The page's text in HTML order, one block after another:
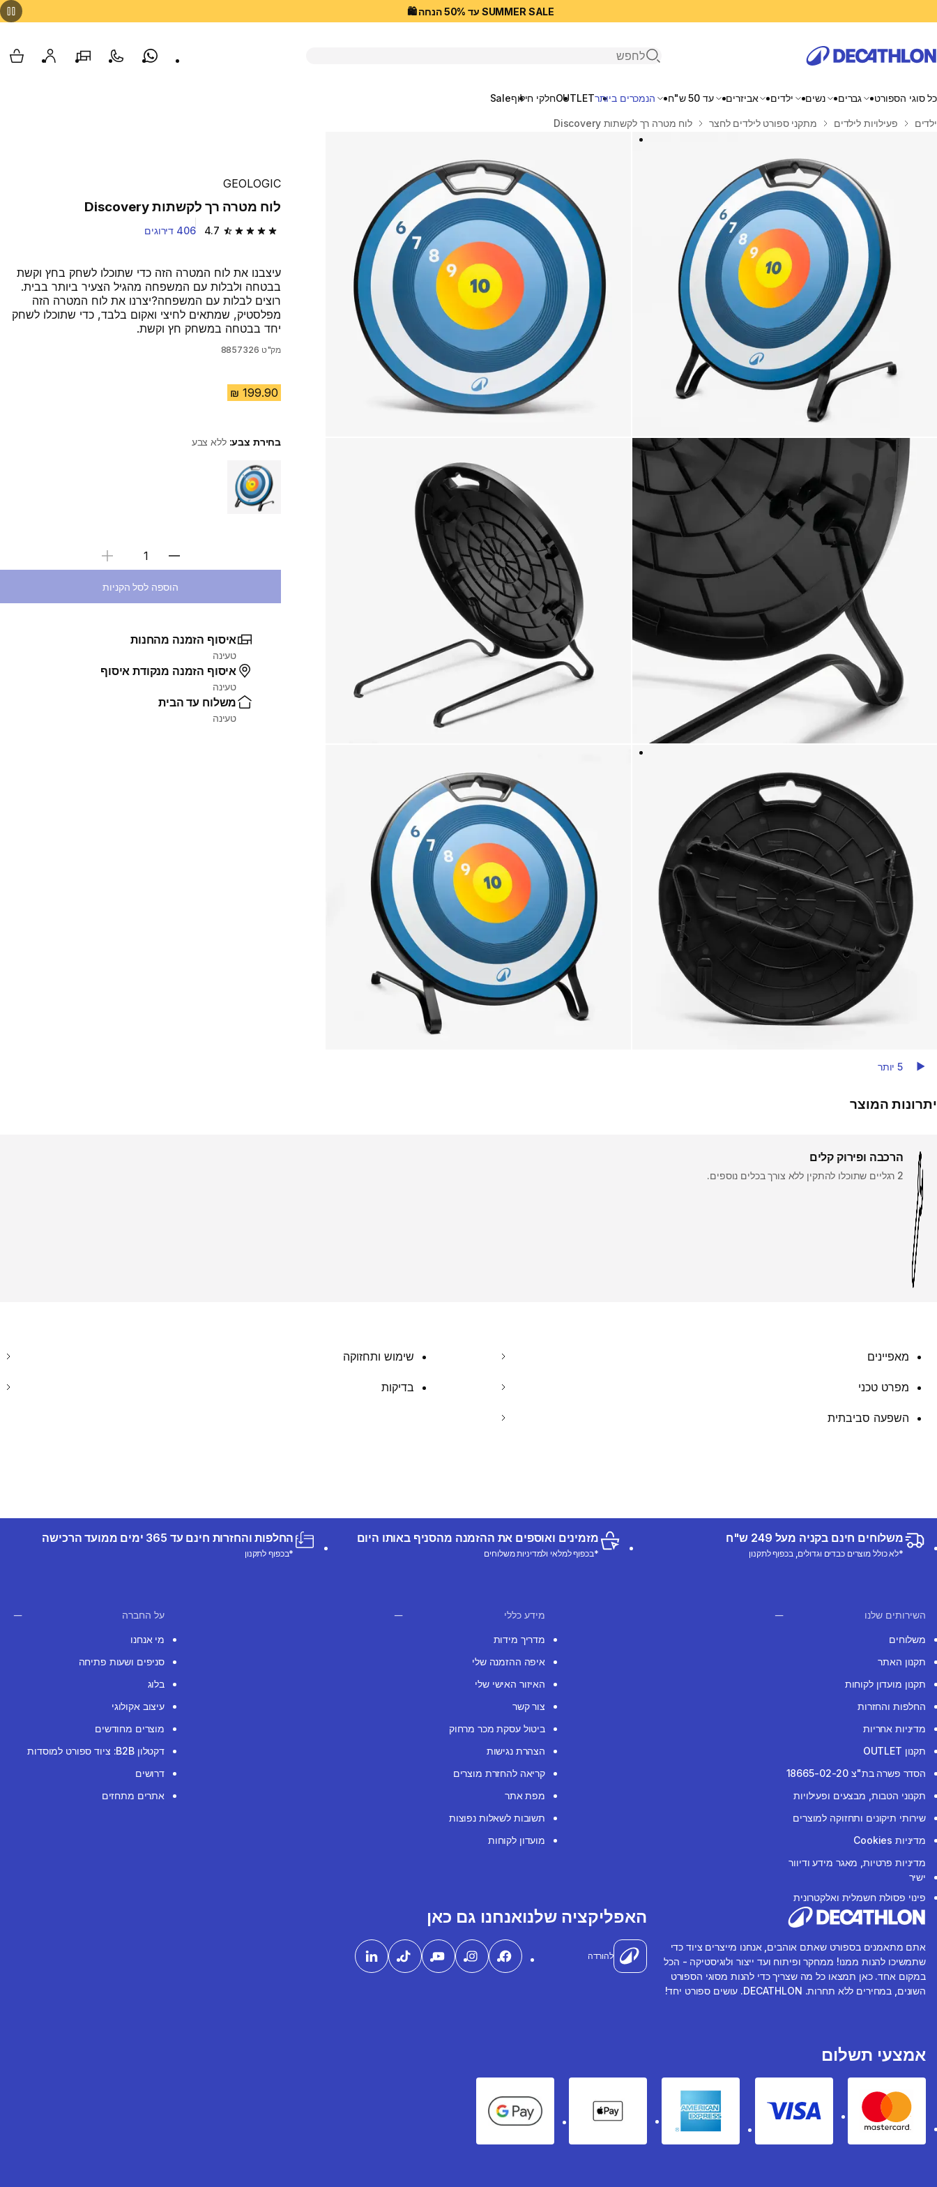
SUMMER SALE עד 50% הנחה 🛍️
פתיחת חיפוש
Whatsappצור קשרהסניפים שלנוהחשבון שלי
כל סוגי הספורט גברים נשים ילדים אביזרים עד 50 ש"ח הנמכרים ביותרOUTLETחלקי חילוףSale
בית
ילדים פעילויות לילדים מתקני ספורט לילדים לחצר לוח מטרה רך לקשתות Discovery
Play Video
5 יותר
GEOLOGIC
לוח מטרה רך לקשתות Discovery
4.7 4.7 out of 5 stars from 406 reviews 406 דירוגים
עיצבנו את לוח המטרה הזה כדי שתוכלו לשחק בחץ וקשת
בבטחה ולבלות עם המשפחה מהגיל הצעיר ביותר בבית.
רוצים לבלות עם המשפחה?יצרנו את לוח המטרה הזה
מפלסטיק, שמתאים לחיצי ואקום בלבד, כדי שתוכלו לשחק
יחד בבטחה במשחק חץ וקשת.
מק"ט 8857326
בחירת צבע:ללא צבע
Choose a variant
בחירת כמות
הוספה לסל הקניות
איסוף הזמנה מהחנות
טעינה
איסוף הזמנה מנקודת איסוף
טעינה
משלוח עד הבית
טעינה
יתרונות המוצר
הרכבה ופירוק קלים
2 רגליים שתוכלו להתקין ללא צורך בכלים נוספים.
מאפיינים שימוש ותחזוקה
מפרט טכני בדיקות
השפעה סביבתית
משלוחים חינם בקניה מעל 249 ש"ח
*לא כולל מוצרים כבדים וגדולים, בכפוף לתקנון
מזמינים ואוספים את ההזמנה מהסניף באותו היום
*בכפוף למלאי ולמדיניות משלוחים
החלפות והחזרות חינם עד 365 ימים ממועד הרכישה
*בכפוף לתקנון
השירותים שלנו
משלוחים
תקנון האתר
תקנון מועדון לקוחות
החלפות והחזרות
מדיניות אחריות
תקנון OUTLET
הסדר פשרה בת"צ 18665-02-20
תקנוני הטבות, מבצעים ופעילויות
שירותי תיקונים ותחזוקה למוצרים
מדיניות Cookies
מדיניות פרטיות, מאגר מידע ודיוור
ישיר
פינוי פסולת חשמלית ואלקטרונית
מידע כללי
מדריך מידות
איפה ההזמנה שלי
האיזור האישי שלי
צור קשר
ביטול עסקת מכר מרחוק
הצהרת נגישות
קריאה להחזרת מוצרים
מפת אתר
תשובות לשאלות נפוצות
מועדון לקוחות
על החברה
מי אנחנו
סניפים ושעות פתיחה
בלוג
עיצוב אקולוגי
מוצרים מחודשים
דקטלון B2B: ציוד ספורט למוסדות
דרושים
אתרים מתחזים
אתם מתאמנים בספורט שאתם אוהבים, אנחנו מייצרים ציוד כדי
שתמשיכו להנות ממנו! ממחקר ופיתוח ועד ייצור ולוגיסטיקה - הכל
במקום אחד. כאן תמצאו כל מה שצריך כדי להנות מסוגי הספורט
השונים, במחירים ללא תחרות. DECATHLON. עושים ספורט יחד!
האפליקציה שלנו
להורדה
אנחנו גם כאן
אמצעי תשלום
Mastercard
Visa
American express
Apple Pay
Google Pay